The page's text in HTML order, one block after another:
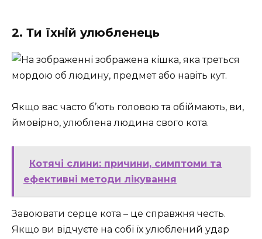
2. Ти їхній улюбленець
Якщо вас часто б’ють головою та обіймають, ви,
ймовірно, улюблена людина свого кота.
Котячі слини: причини, симптоми та
ефективні методи лікування
Завоювати серце кота – це справжня честь.
Якщо ви відчуєте на собі їх улюблений удар